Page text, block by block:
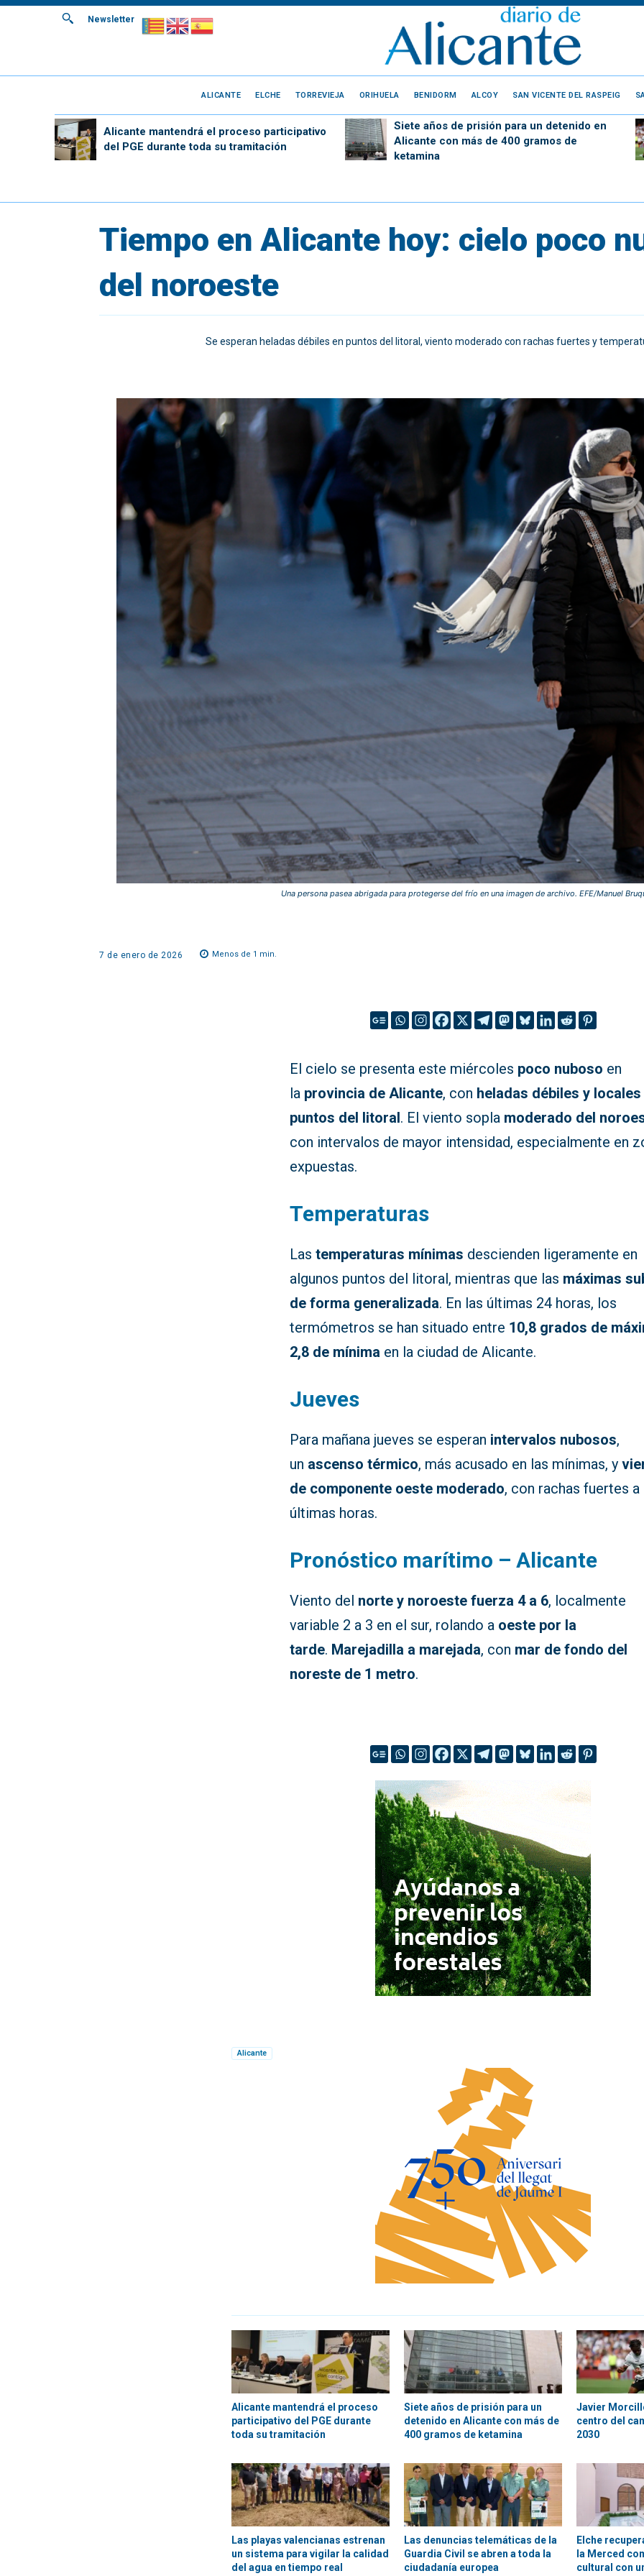
Newsletter
ALICANTE ELCHE TORREVIEJA ORIHUELA BENIDORM ALCOY SAN VICENTE DEL RASPEIG
Alicante mantendrá el proceso participativo
del PGE durante toda su tramitación
Siete años de prisión para un detenido en
Alicante con más de 400 gramos de
ketamina
Tiempo en Alicante hoy: cielo poco
del noroeste
Se esperan heladas débiles en puntos del litoral, viento moderado con rachas fuertes y
Una persona pasea abrigada para protegerse del frío en una imagen de archivo. EFE/Manuel
7 de enero de 2026 Menos de 1 min.
El cielo se presenta este miércoles poco nuboso en
la provincia de Alicante, con heladas débiles y locales
puntos del litoral. El viento sopla moderado del
con intervalos de mayor intensidad, especialmente en
expuestas.
Temperaturas
Lastemperaturas mínimas descienden ligeramente en
algunos puntos del litoral, mientras que las máximas
de forma generalizada. En las últimas 24 horas, los
termómetros se han situado entre 10,8 grados de
2,8 de mínima en la ciudad de Alicante.
Jueves
Para mañana jueves se esperan intervalos nubosos,
un ascenso térmico, más acusado en las mínimas, y
de componente oeste moderado, con rachas fuertes a
últimas horas.
Pronóstico marítimo – Alicante
Viento del norte y noroeste fuerza 4 a 6, localmente
variable 2 a 3 en el sur, rolando a oeste por la
tarde. Marejadilla a marejada, con mar de fondo del
noreste de 1 metro.
Alicante
Alicante mantendrá el proceso
participativo del PGE durante
toda su tramitación
Siete años de prisión para un
detenido en Alicante con más de
400 gramos de ketamina
Javier
centro del
2030
Las playas valencianas estrenan
un sistema para vigilar la calidad
del agua en tiempo real
Las denuncias telemáticas de la
Guardia Civil se abren a toda la
ciudadanía europea
Elche
la Merced
cultural con